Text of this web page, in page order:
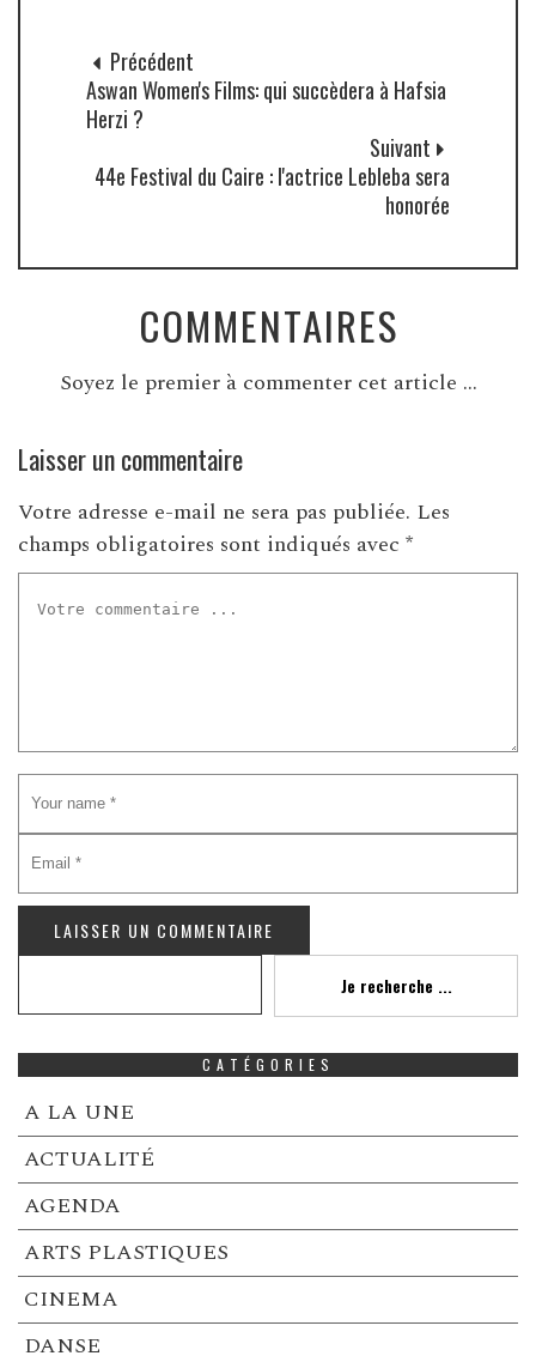
Précédent
Aswan Women's Films: qui succèdera à Hafsia
Herzi ?
Suivant
44e Festival du Caire : l'actrice Lebleba sera
honorée
COMMENTAIRES
Soyez le premier à commenter cet article ...
Laisser un commentaire
Votre adresse e-mail ne sera pas publiée. Les
champs obligatoires sont indiqués avec *
Je recherche ...
CATÉGORIES
A LA UNE
ACTUALITÉ
AGENDA
ARTS PLASTIQUES
CINEMA
DANSE